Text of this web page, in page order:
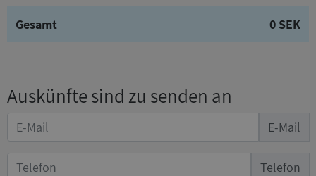
Gesamt 0 SEK
Auskünfte sind zu senden an
E-Mail
Telefon